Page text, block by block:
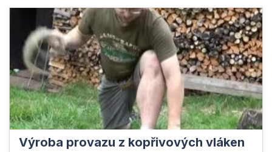
Výroba provazu z kopřivových vláken